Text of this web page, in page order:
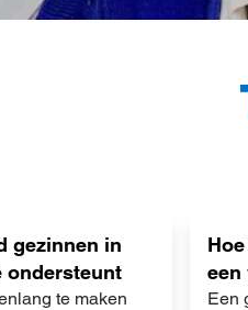
gezinnen in
ondersteunt
te maken
een
Een
meer